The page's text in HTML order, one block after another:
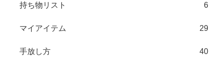
持ち物リスト 6
マイアイテム 29
手放し方 40